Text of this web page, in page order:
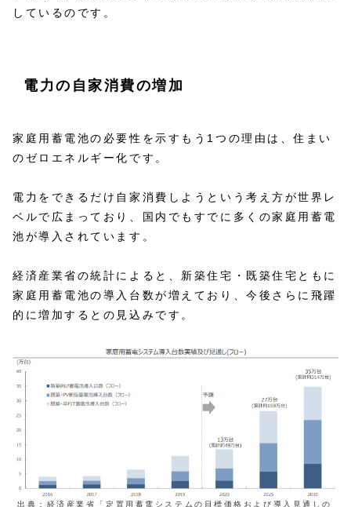
しているのです。
電力の自家消費の増加
家庭用蓄電池の必要性を示すもう1つの理由は、住まい
のゼロエネルギー化です。
電力をできるだけ自家消費しようという考え方が世界レ
ベルで広まっており、国内でもすでに多くの家庭用蓄電
池が導入されています。
経済産業省の統計によると、新築住宅・既築住宅ともに
家庭用蓄電池の導入台数が増えており、今後さらに飛躍
的に増加するとの見込みです。
出典： 経済産業省「定置用蓄電システムの目標価格および導入見通しの